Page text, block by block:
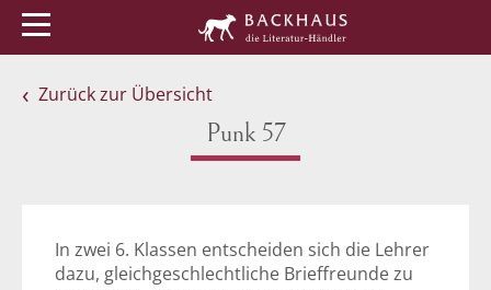
Zurück zur Übersicht
Punk 57
In zwei 6. Klassen entscheiden sich die Lehrer
dazu, gleichgeschlechtliche Brieffreunde zu